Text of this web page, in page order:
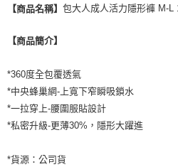
【商品名稱】 包大人成人活力隱形褲 M-L
【商品簡介】
*360度全包覆透氣
*中央蜂巢網-上寬下窄瞬吸鎖水
*一拉穿上-腰圍服貼設計
*私密升級-更薄30%，隱形大躍進
*貨源：公司貨